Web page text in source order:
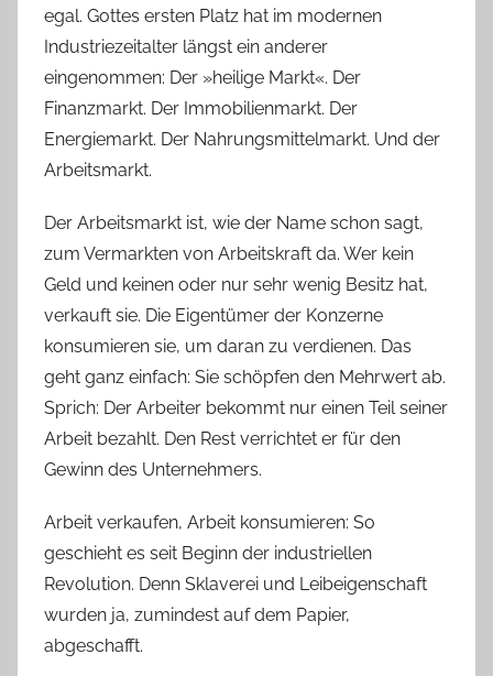
egal. Gottes ersten Platz hat im modernen
Industriezeitalter längst ein anderer
eingenommen: Der »heilige Markt«. Der
Finanzmarkt. Der Immobilienmarkt. Der
Energiemarkt. Der Nahrungsmittelmarkt. Und der
Arbeitsmarkt.
Der Arbeitsmarkt ist, wie der Name schon sagt,
zum Vermarkten von Arbeitskraft da. Wer kein
Geld und keinen oder nur sehr wenig Besitz hat,
verkauft sie. Die Eigentümer der Konzerne
konsumieren sie, um daran zu verdienen. Das
geht ganz einfach: Sie schöpfen den Mehrwert ab.
Sprich: Der Arbeiter bekommt nur einen Teil seiner
Arbeit bezahlt. Den Rest verrichtet er für den
Gewinn des Unternehmers.
Arbeit verkaufen, Arbeit konsumieren: So
geschieht es seit Beginn der industriellen
Revolution. Denn Sklaverei und Leibeigenschaft
wurden ja, zumindest auf dem Papier,
abgeschafft.